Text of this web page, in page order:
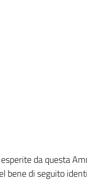
da questa
bene di seguito